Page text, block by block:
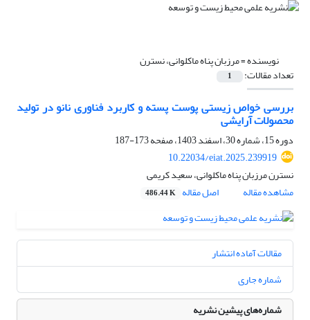
نویسنده =مرزبان پناه ماکلوانی، نسترن
تعداد مقالات: 1
بررسی خواص زیستی پوست پسته و کاربرد فناوری نانو در تولید
محصولات آرایشی
دوره 15، شماره 30، اسفند 1403، صفحه
173-187
10.22034/eiat.2025.239919
نسترن مرزبان پناه ماکلوانی، سعید کریمی
مشاهده مقاله
اصل مقاله 486.44 K
مقالات آماده انتشار
شماره جاری
شماره‌های پیشین نشریه